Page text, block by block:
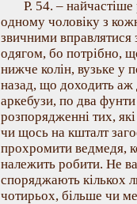
Р. 54. – найчастіше
одному чоловіку з
звичними вправлятися
одягом, бо потрібно,
нижче колін, вузьке у
назад, що доходить
аркебузи, по два
розпорядженні тих,
чи щось на кшталт
прохромити ведмедя,
належить робити. Не
споряджають кількох
чотирьох, більше чи